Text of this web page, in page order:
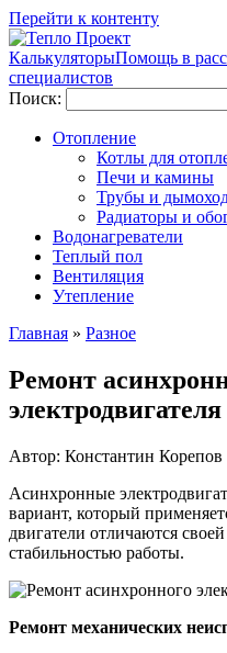
Перейти к контенту
КалькуляторыПомощь в
специалистов
Поиск:
Отопление
Котлы для
Печи и камины
Трубы и
Радиаторы и
Водонагреватели
Теплый пол
Вентиляция
Утепление
Главная » Разное
Ремонт
электродвигателя
Автор: Константин Корепов
Асинхронные
вариант, который
двигатели отличаются
стабильностью работы.
Ремонт механических